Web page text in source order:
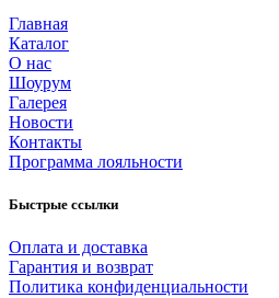
Главная
Каталог
О нас
Шоурум
Галерея
Новости
Контакты
Программа лояльности
Быстрые ссылки
Оплата и доставка
Гарантия и возврат
Политика конфиденциальности